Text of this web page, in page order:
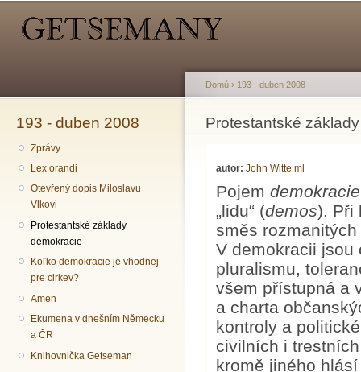
193 - duben 2008
Zprávy
Lex orandi
Otevřený dopis Miloslavu
Vlkovi
Protestantské základy
demokracie
Koľko demokracie je vhodnej
pre cirkev?
Amen
Ekumena v dnešním Německu
a ČR
Knihovnička Getseman
Jste zde
Domů › 193 - duben 2008
Protestantské
autor:John Witte ml
Pojemdemokracie
„lidu“ (demos). Při
směs
V demokracii jsou
pluralismu,
všem přístupná a
a charta
kontroly a
civilních i
kromě jiného